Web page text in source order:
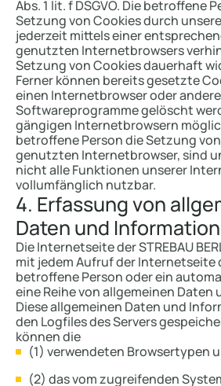
Abs. 1 lit. f DSGVO. Die betroffene
Setzung von Cookies durch
jederzeit mittels einer
genutzten Internetbrowsers
Setzung von Cookies dauerhaft
Ferner können bereits gesetzte
einen Internetbrowser oder andere
Softwareprogramme gelöscht
gängigen Internetbrowsern
betroffene Person die Setzung
genutzten Internetbrowser, sind
nicht alle Funktionen unserer
vollumfänglich nutzbar.
4. Erfassung von
Daten und
Die Internetseite der STREBAU
mit jedem Aufruf der Internetseite
betroffene Person oder ein
eine Reihe von allgemeinen
Diese allgemeinen Daten und
den Logfiles des Servers
können die
(1) verwendeten Browsertypen
(2) das vom zugreifenden